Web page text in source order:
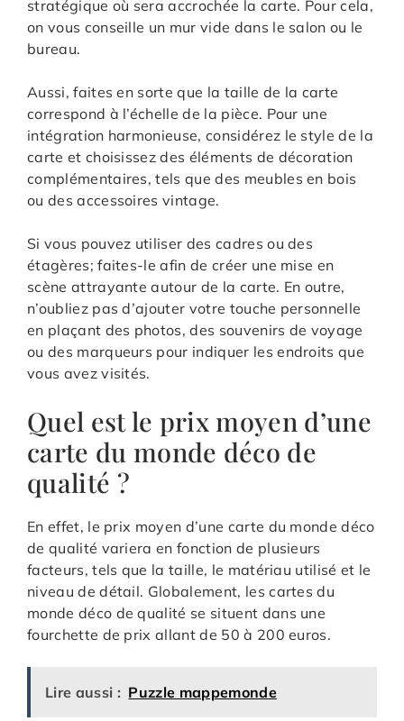
stratégique où sera accrochée la carte. Pour cela,
on vous conseille un mur vide dans le salon ou le
bureau.
Aussi, faites en sorte que la taille de la carte
correspond à l’échelle de la pièce. Pour une
intégration harmonieuse, considérez le style de la
carte et choisissez des éléments de décoration
complémentaires, tels que des meubles en bois
ou des accessoires vintage.
Si vous pouvez utiliser des cadres ou des
étagères; faites-le afin de créer une mise en
scène attrayante autour de la carte. En outre,
n’oubliez pas d’ajouter votre touche personnelle
en plaçant des photos, des souvenirs de voyage
ou des marqueurs pour indiquer les endroits que
vous avez visités.
Quel est le prix moyen d’une
carte du monde déco de
qualité ?
En effet, le prix moyen d’une carte du monde déco
de qualité variera en fonction de plusieurs
facteurs, tels que la taille, le matériau utilisé et le
niveau de détail. Globalement, les cartes du
monde déco de qualité se situent dans une
fourchette de prix allant de 50 à 200 euros.
Lire aussi : Puzzle mappemonde